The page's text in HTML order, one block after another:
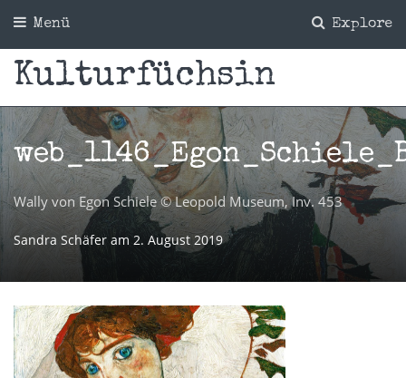
Explore
Menü
Kulturfüchsin
Wally von Egon Schiele © Leopold Museum, Inv. 453
Sandra Schäfer am 2. August 2019